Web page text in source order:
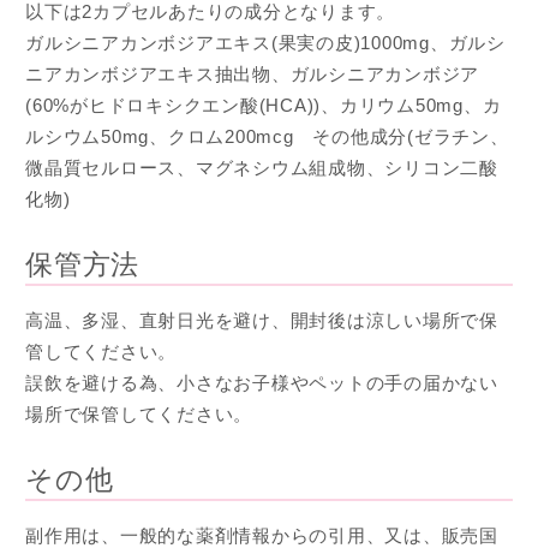
以下は2カプセルあたりの成分となります。
ガルシニアカンボジアエキス(果実の皮)1000mg、ガルシ
ニアカンボジアエキス抽出物、ガルシニアカンボジア
(60%がヒドロキシクエン酸(HCA))、カリウム50mg、カ
ルシウム50mg、クロム200mcg その他成分(ゼラチン、
微晶質セルロース、マグネシウム組成物、シリコン二酸
化物)
保管方法
高温、多湿、直射日光を避け、開封後は涼しい場所で保
管してください。
誤飲を避ける為、小さなお子様やペットの手の届かない
場所で保管してください。
その他
副作用は、一般的な薬剤情報からの引用、又は、販売国